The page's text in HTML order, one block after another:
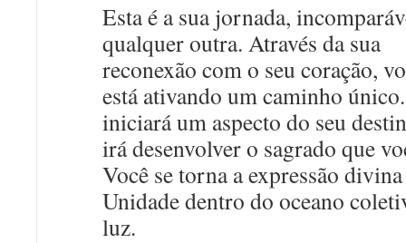
Esta é a sua jornada,
qualquer outra. Através da sua
reconexão com o seu coração,
está ativando um caminho
iniciará um aspecto do seu
irá desenvolver o sagrado que
Você se torna a expressão
Unidade dentro do oceano
luz.